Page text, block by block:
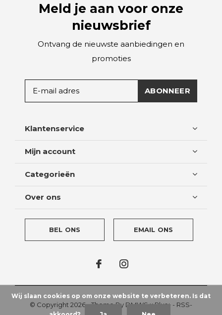
Meld je aan voor onze
nieuwsbrief
Ontvang de nieuwste aanbiedingen en
promoties
ABONNEER
Klantenservice
Mijn account
Categorieën
Over ons
BEL ONS EMAIL ONS
© Copyright 2026- Theme By DMWSxPlus+ - RSS-
Wij slaan cookies op om onze website te verbeteren. Is dat